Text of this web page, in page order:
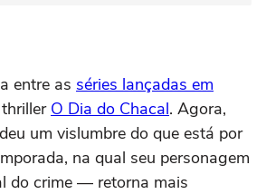
entre as séries lançadas em
O Dia do Chacal. Agora,
deu um vislumbre do que está por
na qual seu personagem
do crime — retorna mais